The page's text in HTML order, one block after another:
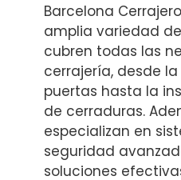
Barcelona
amplia variedad
cubren todas las
cerrajería, desde
puertas hasta la
de cerraduras.
especializan en
seguridad
soluciones